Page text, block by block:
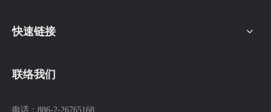
快速链接
联络我们
电话： 886-2-26765168